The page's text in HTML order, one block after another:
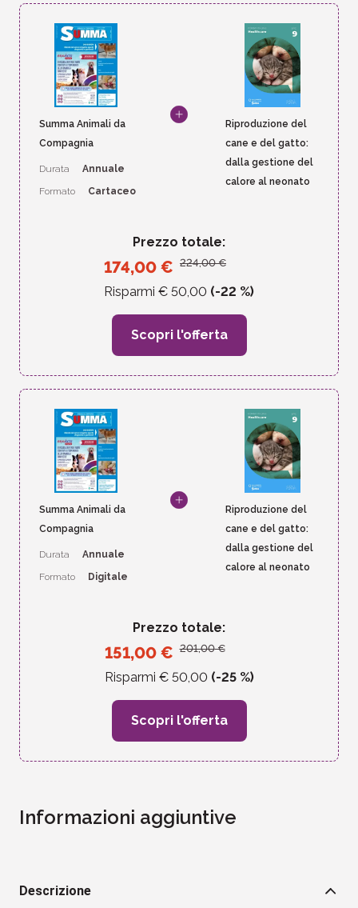
Summa Animali da
Compagnia
Durata
Annuale
Formato
Cartaceo
Riproduzione del
cane e del gatto:
dalla gestione del
calore al neonato
Prezzo totale:
174,00 € 224,00€
Risparmi € 50,00 (-22 %)
Scopri l'offerta
Summa Animali da
Compagnia
Durata
Annuale
Formato
Digitale
Riproduzione del
cane e del gatto:
dalla gestione del
calore al neonato
Prezzo totale:
151,00€ 201,00€
Risparmi € 50,00 (-25%)
Scopri l'offerta
Informazioni aggiuntive
Descrizione